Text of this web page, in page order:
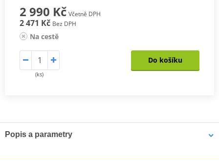
2 990 Kč Včetně DPH
2 471 Kč Bez DPH
Na cestě
(ks)
Do košíku
Popis a parametry